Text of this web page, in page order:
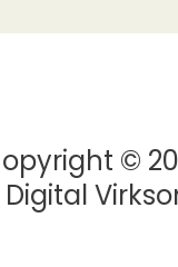
©
Digital